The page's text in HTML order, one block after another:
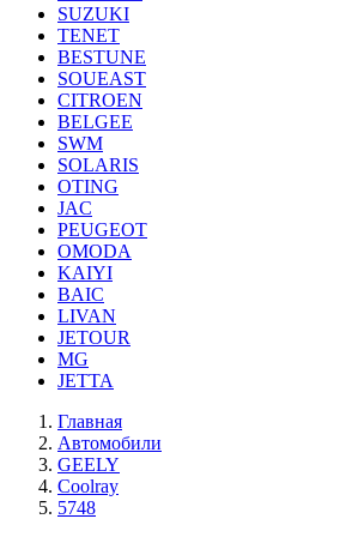
SUZUKI
TENET
BESTUNE
SOUEAST
CITROEN
BELGEE
SWM
SOLARIS
OTING
JAC
PEUGEOT
OMODA
KAIYI
BAIC
LIVAN
JETOUR
MG
JETTA
Главная
Автомобили
GEELY
Coolray
5748